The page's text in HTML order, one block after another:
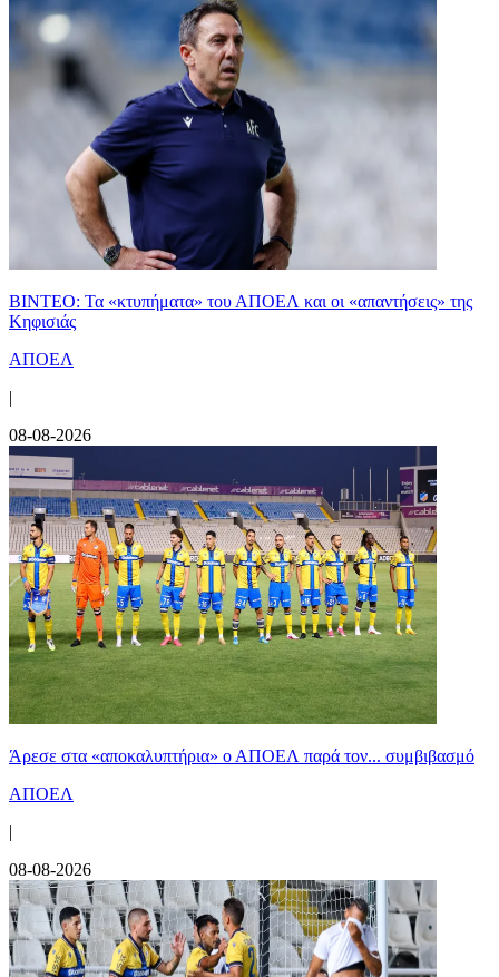
ΒΙΝΤΕΟ: Τα «κτυπήματα» του ΑΠΟΕΛ και οι «απαντήσεις» της
Κηφισιάς
ΑΠΟΕΛ
|
08-08-2026
Άρεσε στα «αποκαλυπτήρια» ο ΑΠΟΕΛ παρά τον... συμβιβασμό
ΑΠΟΕΛ
|
08-08-2026